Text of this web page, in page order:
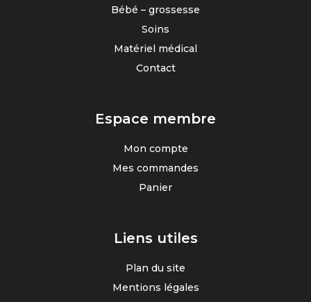
Bébé – grossesse
Soins
Matériel médical
Contact
Espace membre
Mon compte
Mes commandes
Panier
Liens utiles
Plan du site
Mentions légales